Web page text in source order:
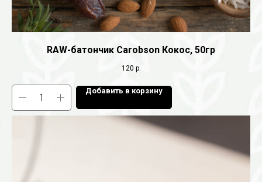
RAW-батончик Carobson Кокос, 50гр
120 р.
Добавить в корзину